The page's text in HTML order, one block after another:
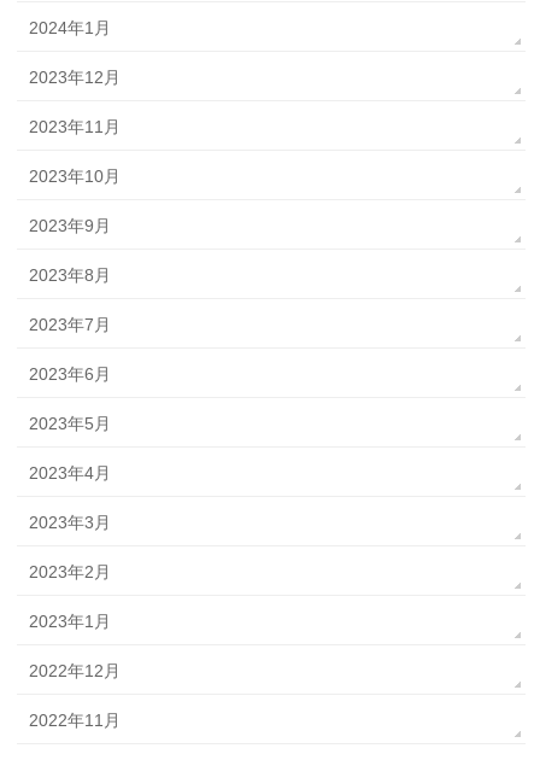
2024年1月
2023年12月
2023年11月
2023年10月
2023年9月
2023年8月
2023年7月
2023年6月
2023年5月
2023年4月
2023年3月
2023年2月
2023年1月
2022年12月
2022年11月